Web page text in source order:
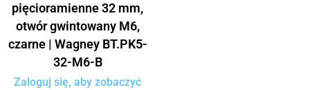
pięcioramienne 32 mm,
otwór gwintowany M6,
czarne | Wagney BT.PK5-
32-M6-B
Zaloguj się, aby zobaczyć